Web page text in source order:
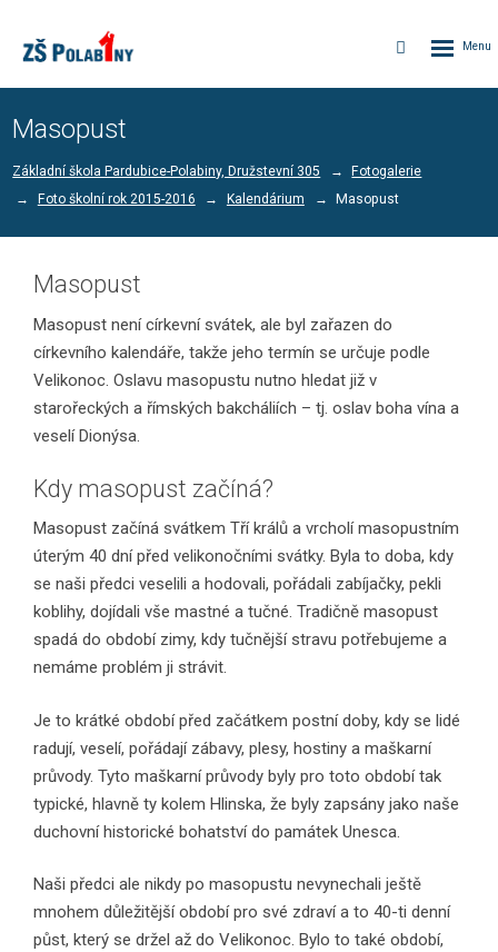
Vyhledávání
Masopust
Základní škola Pardubice-Polabiny, Družstevní 305
Fotogalerie
Foto školní rok 2015-2016
Kalendárium Masopust
Masopust
Masopust není církevní svátek, ale byl zařazen do
církevního kalendáře, takže jeho termín se určuje podle
Velikonoc. Oslavu masopustu nutno hledat již v
starořeckých a římských bakcháliích – tj. oslav boha vína a
veselí Dionýsa.
Kdy masopust začíná?
Masopust začíná svátkem Tří králů a vrcholí masopustním
úterým 40 dní před velikonočními svátky. Byla to doba, kdy
se naši předci veselili a hodovali, pořádali zabíjačky, pekli
koblihy, dojídali vše mastné a tučné. Tradičně masopust
spadá do období zimy, kdy tučnější stravu potřebujeme a
nemáme problém ji strávit.
Je to krátké období před začátkem postní doby, kdy se lidé
radují, veselí, pořádají zábavy, plesy, hostiny a maškarní
průvody. Tyto maškarní průvody byly pro toto období tak
typické, hlavně ty kolem Hlinska, že byly zapsány jako naše
duchovní historické bohatství do památek Unesca.
Naši předci ale nikdy po masopustu nevynechali ještě
mnohem důležitější období pro své zdraví a to 40-ti denní
půst, který se držel až do Velikonoc. Bylo to také období,